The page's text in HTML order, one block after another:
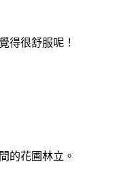
得很舒服呢！
的花圃林立。